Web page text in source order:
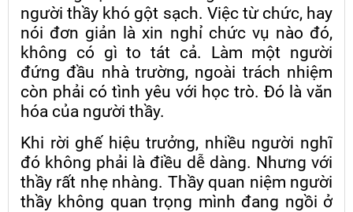
người thầy khó gột sạch. Việc từ chức, hay
nói đơn giản là xin nghỉ chức vụ nào đó,
không có gì to tát cả. Làm một người
đứng đầu nhà trường, ngoài trách nhiệm
còn phải có tình yêu với học trò. Đó là văn
hóa của người thầy.
Khi rời ghế hiệu trưởng, nhiều người nghĩ
đó không phải là điều dễ dàng. Nhưng với
thầy rất nhẹ nhàng. Thầy quan niệm người
thầy không quan trọng mình đang ngồi ở